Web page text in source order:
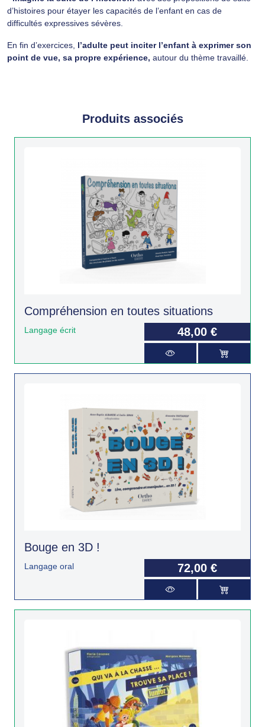
d’histoires pour étayer les capacités de l’enfant en cas de
difficultés expressives sévères.
En fin d’exercices, l’adulte peut inciter l’enfant à exprimer son
point de vue, sa propre expérience, autour du thème travaillé.
Produits associés
Compréhension en toutes situations
Langage écrit 48,00 €
Bouge en 3D !
Langage oral 72,00 €